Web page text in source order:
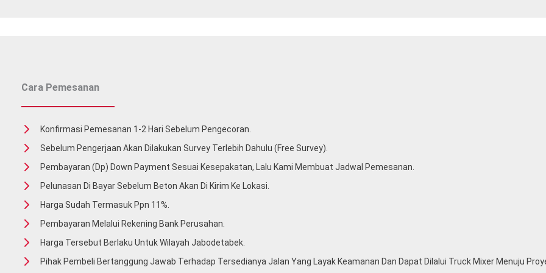
Cara Pemesanan
Konfirmasi Pemesanan 1-2 Hari Sebelum Pengecoran.
Sebelum Pengerjaan Akan Dilakukan Survey Terlebih Dahulu (free Survey).
Pembayaran (Dp) Down Payment Sesuai Kesepakatan, Lalu Kami Membuat Jadwal Pemesanan.
Pelunasan Di Bayar Sebelum Beton Akan Di Kirim Ke Lokasi.
Harga Sudah Termasuk Ppn 11%.
Pembayaran Melalui Rekening Bank Perusahan.
Harga Tersebut Berlaku Untuk Wilayah Jabodetabek.
Pihak Pembeli Bertanggung Jawab Terhadap Tersedianya Jalan Yang Layak Keamanan Dan Dapat Dilalui Truck Mixer Menuju